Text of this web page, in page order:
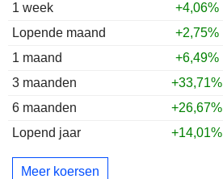
1 week
+4,06%
Lopende maand
+2,75%
1 maand
+6,49%
3 maanden
+33,71%
6 maanden
+26,67%
Lopend jaar
+14,01%
Meer koersen